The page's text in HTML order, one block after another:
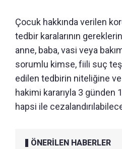
Çocuk hakkında verilen
tedbir karalarının
anne, baba, vasi veya
sorumlu kimse, fiili suç
edilen tedbirin niteliğine ve
hakimi kararıyla 3 günden
hapsi ile
ÖNERİLEN HABERLER